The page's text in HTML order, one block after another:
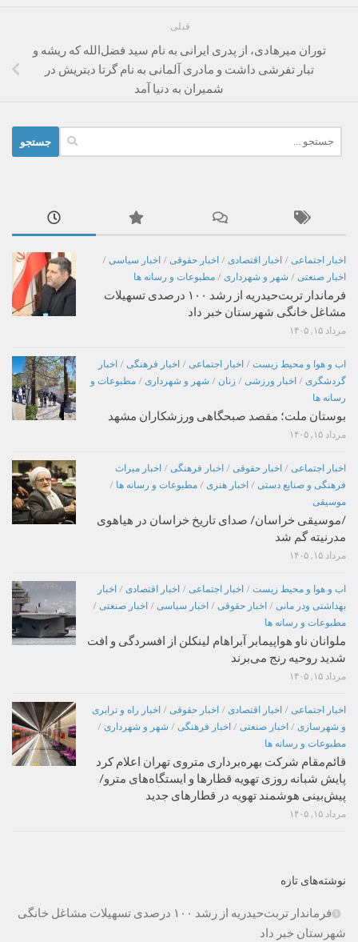
قبلی
توران میرهادی، از پدری ایرانی به نام سید فضل‌الله که ریشه و
تبار تفرشی داشت و مادری آلمانی به نام گرتا دیتریش در
شمیران به دنیا آمد
برای:
اخبار اجتماعی / اخبار اقتصادی / اخبار حقوقی / اخبار سیاسی /
اخبار صنعتی / شهر و شهرداری / مطبوعات و رسانه ها
فرماندار تربت‌حیدریه از رشد ۱۰۰ درصدی تسهیلات
مشاغل خانگی شهرستان خبر داد
مرداد ۱۵, ۱۴۰۵
اب و هوا و محیط زیست / اخبار اجتماعی / اخبار فرهنگی / اخبار
گردشگری / اخبار ورزشی / زنان / شهر و شهرداری / مطبوعات و
رسانه ها
بوستان ملت؛ مقصد صبحگاهی ورزشکاران مشهد
مرداد ۱۵, ۱۴۰۵
اخبار اجتماعی / اخبار حقوقی / اخبار فرهنگی / اخبار میراث
فرهنگی و صنایع دستی / اخبار هنری / مطبوعات و رسانه ها /
موسیقی
/موسیقی خراسان/ صدای تاریخ خراسان در هیاهوی
مدرنیته گم شد
مرداد ۱۵, ۱۴۰۵
اب و هوا و محیط زیست / اخبار اجتماعی / اخبار اقتصادی / اخبار
بهداشتی ودر مانی / اخبار حقوقی / اخبار سیاسی / اخبار صنعتی /
مطبوعات و رسانه ها
ملوانان ناو هواپیمابر آبراهام لینکلن از افسردگی و افت
شدید روحیه رنج می‌برند
مرداد ۱۵, ۱۴۰۵
اخبار اجتماعی / اخبار اقتصادی / اخبار حقوقی / اخبار راه و ترابری
و شهرسازی / اخبار صنعتی / اخبار فرهنگی / شهر و شهرداری /
مطبوعات و رسانه ها
قائم‌مقام شرکت بهره‌برداری متروی تهران اعلام کرد
پایش شبانه روزی تهویه قطارها و ایستگاه‌های مترو/
پیش‌بینی هوشمند تهویه در قطارهای جدید
مرداد ۱۵, ۱۴۰۵
نوشته‌های تازه
فرماندار تربت‌حیدریه از رشد ۱۰۰ درصدی تسهیلات مشاغل خانگی
شهرستان خبر داد